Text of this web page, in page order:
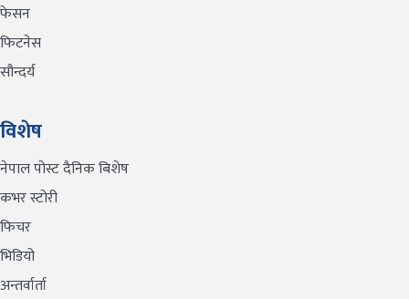
फेसन
फिटनेस
सौन्दर्य
विशेष
नेपाल पोस्ट दैनिक बिशेष
कभर स्टोरी
फिचर
भिडियो
अन्तर्वार्ता